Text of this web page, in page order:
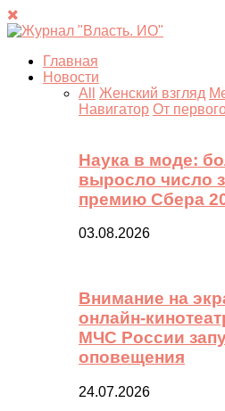
Главная
Новости
All
Женский взгляд
Навигатор От
Наука в моде:
выросло число
премию Сбера
03.08.2026
Внимание на
онлайн-
МЧС России
оповещения
24.07.2026